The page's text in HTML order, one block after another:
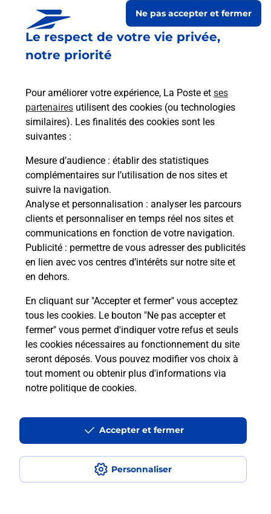
Le respect de votre vie privée,
notre priorité
Pour améliorer votre expérience, La Poste et ses
partenaires utilisent des cookies (ou technologies
similaires). Les finalités des cookies sont les
suivantes :
Mesure d’audience : établir des statistiques
complémentaires sur l’utilisation de nos sites et
suivre la navigation.
Analyse et personnalisation : analyser les parcours
clients et personnaliser en temps réel nos sites et
communications en fonction de votre navigation.
Publicité : permettre de vous adresser des publicités
en lien avec vos centres d’intérêts sur notre site et
en dehors.
En cliquant sur "Accepter et fermer" vous acceptez
tous les cookies. Le bouton "Ne pas accepter et
fermer" vous permet d'indiquer votre refus et seuls
les cookies nécessaires au fonctionnement du site
seront déposés. Vous pouvez modifier vos choix à
tout moment ou obtenir plus d'informations via
notre politique de cookies.
Personnaliser
Ne pas accepter et fermer
Accepter et fermer
Est-il possible d’acheter un
emballage directement depuis un
Comment demander une
modification de livraison ?
Comment La Poste participe-t-elle
à votre sécurité au quotidien ?
Puis-je passer mon code de la route
avec La Poste et sous quelles
conditions ?
Localiser Liste Pyrénées Atlantiques LARRESSORE
Accessibilité : partiellement conforme
Conditions contractuelles
Mentions légales